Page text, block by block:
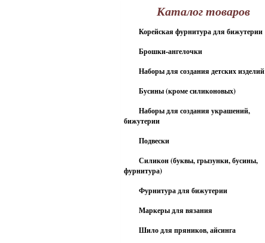
Каталог товаров
Корейская фурнитура для бижутерии
Брошки-ангелочки
Наборы для создания детских изделий
Бусины (кроме силиконовых)
Наборы для создания украшений,
бижутерии
Подвески
Силикон (буквы, грызунки, бусины,
фурнитура)
Фурнитура для бижутерии
Маркеры для вязания
Шило для пряников, айсинга